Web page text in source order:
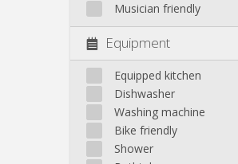
Musician friendly
Equipment
Equipped kitchen
Dishwasher
Washing machine
Bike friendly
Shower